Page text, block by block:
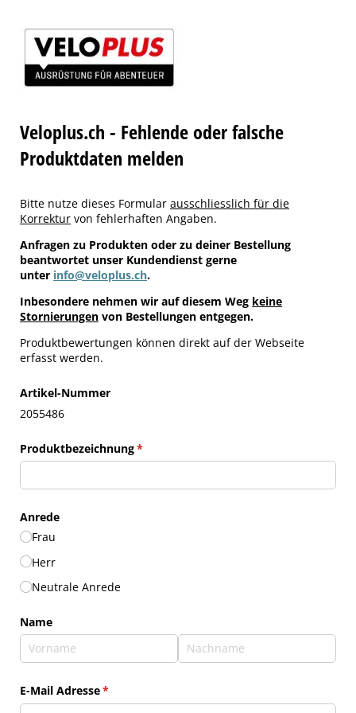
Veloplus.ch - Fehlende oder falsche
Produktdaten melden
Bitte nutze dieses Formular ausschliesslich für die
Korrektur von fehlerhaften Angaben.
Anfragen zu Produkten oder zu deiner Bestellung
beantwortet unser Kundendienst gerne
unter info@veloplus.ch.
Inbesondere nehmen wir auf diesem Weg keine
Stornierungen von Bestellungen entgegen.
Produktbewertungen können direkt auf der Webseite
erfasst werden.
Artikel-Nummer
2055486
Produktbezeichnung*
(erforderlich)
Anrede
Frau
Herr
Neutrale Anrede
Name
E-Mail Adresse*
(erforderlich)